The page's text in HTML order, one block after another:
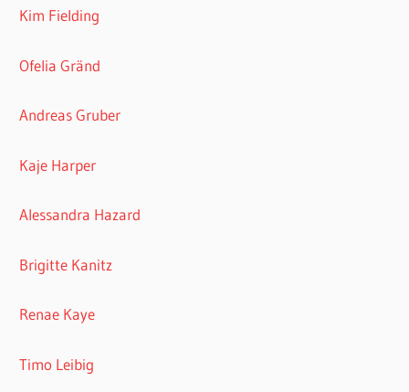
Kim Fielding
Ofelia Gränd
Andreas Gruber
Kaje Harper
Alessandra Hazard
Brigitte Kanitz
Renae Kaye
Timo Leibig